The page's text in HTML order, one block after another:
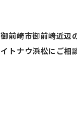
前崎市御前崎近辺
トナウ浜松にご相